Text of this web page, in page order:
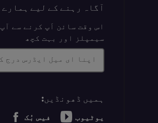
آگاہ رہنے کے لیے
اس وقت سائن اَپ کرنے سے
سیمپلز اور بہت کچھ
اپنا ای میل ایڈرس درج
ہمیں ڈھونڈیں:
یوٹیوب فیس بُک